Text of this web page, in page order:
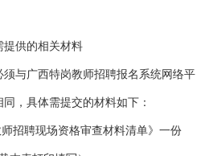
提供的相关材料
与广西特岗教师招聘报名系统网络平
，具体需提交的材料如下：
招聘现场资格审查材料清单》一份